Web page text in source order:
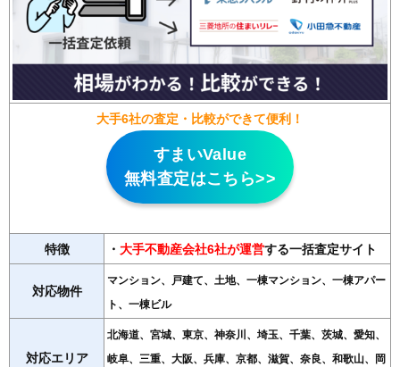
大手6社の査定・比較ができて便利！
すまいValue
無料査定はこちら>>
特徴 ・ 大手不動産会社6社が運営する一括査定サイト
対応物件
マンション、戸建て、土地、一棟マンション、一棟アパー
ト、一棟ビル
対応エリア
北海道、宮城、東京、神奈川、埼玉、千葉、茨城、愛知、
岐阜、三重、大阪、兵庫、京都、滋賀、奈良、和歌山、岡